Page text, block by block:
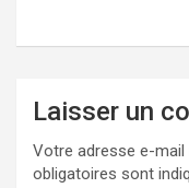
Laisser un
Votre adresse e-mail
obligatoires sont